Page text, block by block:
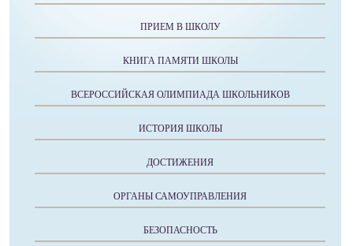
ПРИЕМ В ШКОЛУ
КНИГА ПАМЯТИ ШКОЛЫ
ВСЕРОССИЙСКАЯ ОЛИМПИАДА ШКОЛЬНИКОВ
ИСТОРИЯ ШКОЛЫ
ДОСТИЖЕНИЯ
ОРГАНЫ САМОУПРАВЛЕНИЯ
БЕЗОПАСНОСТЬ